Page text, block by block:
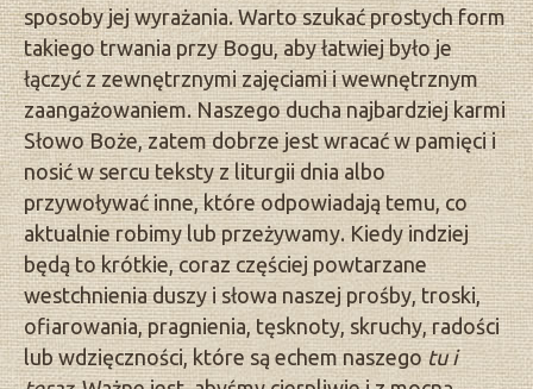
sposoby jej wyrażania. Warto szukać prostych form
takiego trwania przy Bogu, aby łatwiej było je
łączyć z zewnętrznymi zajęciami i wewnętrznym
zaangażowaniem. Naszego ducha najbardziej karmi
Słowo Boże, zatem dobrze jest wracać w pamięci i
nosić w sercu teksty z liturgii dnia albo
przywoływać inne, które odpowiadają temu, co
aktualnie robimy lub przeżywamy. Kiedy indziej
będą to krótkie, coraz częściej powtarzane
westchnienia duszy i słowa naszej prośby, troski,
ofiarowania, pragnienia, tęsknoty, skruchy, radości
lub wdzięczności, które są echem naszegotu i